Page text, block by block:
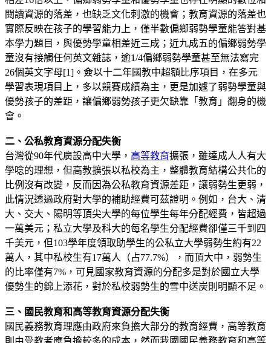
閱讀資源的落差，也缺乏文化刺激的機會；教育資源的落差也
實際反映在孩子的學習能力上，僅半數偏鄉弱勢學童能答對基
本學力題目，與優勢學童相差近三成；近九成五的偏鄉弱勢學
童沒有接觸任何英文雜誌，逾1/4偏鄉弱勢學童甚至無法寫完
26個英文字母[1]。僉以十二年國教中超額比序項目，在多元
學習表現項目上，多以競賽成績為主，更是加遽了弱勢學童與
優勢孩子的差距，讓偏鄉弱勢孩子更欠缺靠「教育」翻身的機
會。
二、公私教育資源分配失衡
台灣從90年代廣設高中大學， 高等教育擴張，雖達成人人有大
學唸的理想，但高教擴張以私校為主，整體教育結構公共化的
比例沒有改變，反而因為公私教育資源差距，讓弱勢生更弱，
此情況透過政府對大學的補助經費可茲證明。例如，台大、清
大、交大、陽明等頂尖大學的每位學生每年分配經費，皆超過
一萬美元；私立大學及科大的每名學生分配經費卻僅三千到四
千美元，但103學年度領取助學生的公私立大學弱勢生約有22
萬人，其中私校生有17萬人（占77.7%），而頂大中，弱勢生
的比率僅有7%，可見國家教育資源的分配多是對於國立大學
優勢生的錦上添花，對於私校弱勢生的雪中送炭則明顯不足。
三、國民教育和高等教育資源分配失衡
國民義務教育理應由政府來負擔大部分的教育經費，高等教育
則由受教者應負擔較多的成本，然而我國國民義務教育和高等